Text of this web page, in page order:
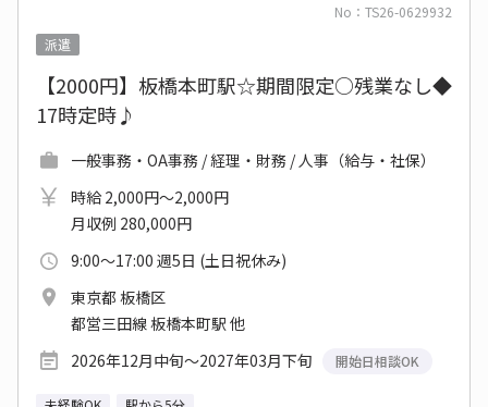
No：TS26-0629932
派遣
【2000円】板橋本町駅☆期間限定○残業なし◆
17時定時♪
一般事務・OA事務 / 経理・財務 / 人事（給与・社保）
時給 2,000円～2,000円
月収例 280,000円
9:00～17:00 週5日 (土日祝休み)
東京都 板橋区
都営三田線 板橋本町駅 他
2026年12月中旬～2027年03月下旬
開始日相談OK